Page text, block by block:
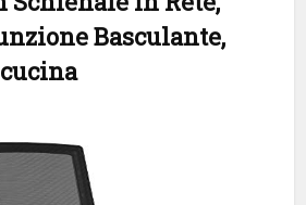
Basculante,
cucina